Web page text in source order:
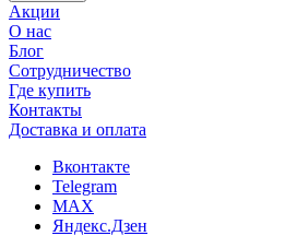
Акции
О нас
Блог
Сотрудничество
Где купить
Контакты
Доставка и оплата
Вконтакте
Telegram
MAX
Яндекс.Дзен